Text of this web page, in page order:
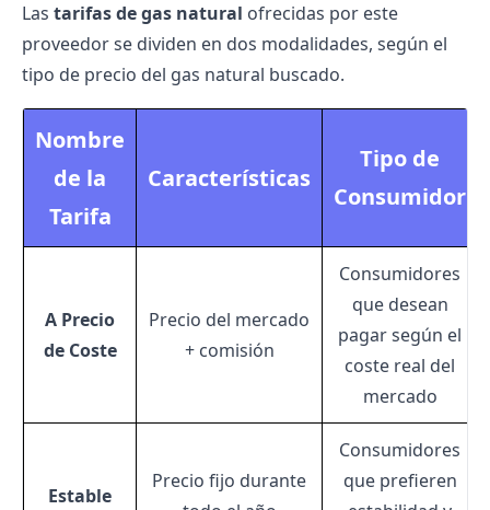
Las tarifas de gas natural ofrecidas por este
proveedor se dividen en dos modalidades, según el
tipo de precio del gas natural buscado.
Nombre
de la
Tarifa
Características
Tipo de
Consumidor
A Precio
de Coste
Precio del mercado
+ comisión
Consumidores
que desean
pagar según el
coste real del
mercado
Estable
Precio fijo durante
Consumidores
que prefieren